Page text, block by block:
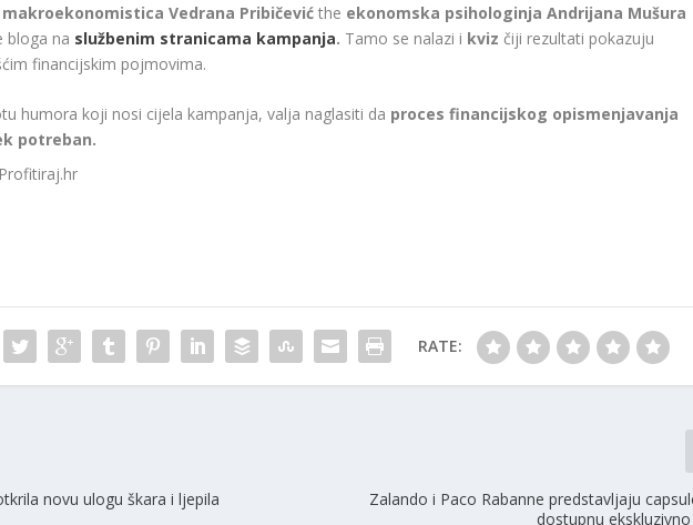
makroekonomistica Vedrana Pribičević the ekonomska psihologinja Andrijana Mušura
bloga na službenim stranicama kampanja. Tamo se nalazi i kvizčiji rezultati pokazuju
financijskim pojmovima.
humora koji nosi cijela kampanja, valja naglasiti da proces financijskog opismenjavanja
potreban.
RATE:
novu ulogu škara i ljepila
Zalando i Paco Rabanne predstavljaju
dostupnu